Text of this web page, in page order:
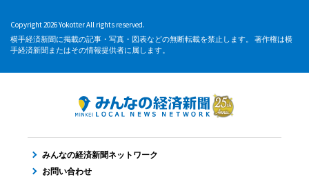
Copyright 2026 Yokotter All rights reserved.
横手経済新聞に掲載の記事・写真・図表などの無断転載を禁止します。 著作権は横
手経済新聞またはその情報提供者に属します。
みんなの経済新聞ネットワーク
お問い合わせ